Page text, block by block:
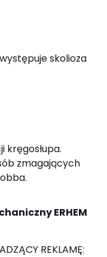
skolioza
kręgosłupa.
zmagających
ERHEM
REKLAMĘ: